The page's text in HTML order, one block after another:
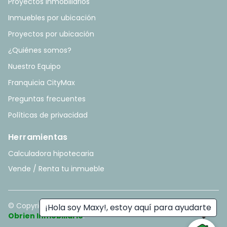
¡Hola soy Maxy!, estoy aquí para ayudarte
Inmuebles por ubicación
Proyectos por ubicación
¿Quiénes somos?
Nuestro Equipo
Franquicia CityMax
Preguntas frecuentes
Políticas de privacidad
Herramientas
Calculadora hipotecaria
Vende / Renta tu inmueble
© Copyright2026. All rights reserved. - Hecho con ❤️ por
Obrien Inmobiliario.